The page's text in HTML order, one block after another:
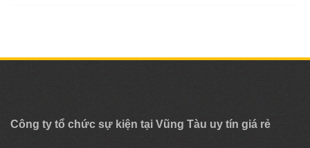
Công ty tổ chức sự kiện tại Vũng Tàu uy tín giá rẻ